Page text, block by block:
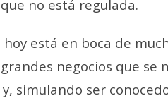
no está regulada.
está en boca de
negocios que se
simulando ser